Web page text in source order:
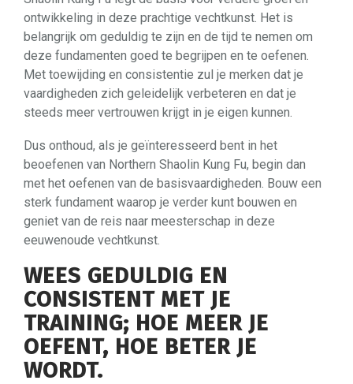
ontwikkeling in deze prachtige vechtkunst. Het is
belangrijk om geduldig te zijn en de tijd te nemen om
deze fundamenten goed te begrijpen en te oefenen.
Met toewijding en consistentie zul je merken dat je
vaardigheden zich geleidelijk verbeteren en dat je
steeds meer vertrouwen krijgt in je eigen kunnen.
Dus onthoud, als je geïnteresseerd bent in het
beoefenen van Northern Shaolin Kung Fu, begin dan
met het oefenen van de basisvaardigheden. Bouw een
sterk fundament waarop je verder kunt bouwen en
geniet van de reis naar meesterschap in deze
eeuwenoude vechtkunst.
WEES GEDULDIG EN
CONSISTENT MET JE
TRAINING; HOE MEER JE
OEFENT, HOE BETER JE
WORDT.